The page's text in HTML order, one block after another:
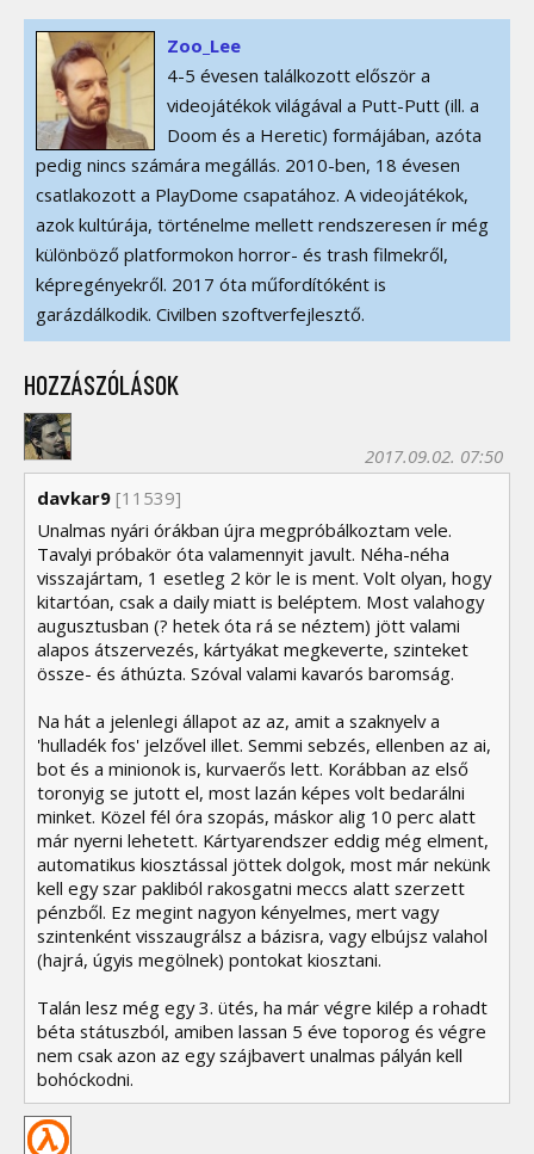
Zoo_Lee
4-5 évesen találkozott először a
videojátékok világával a Putt-Putt (ill. a
Doom és a Heretic) formájában, azóta
pedig nincs számára megállás. 2010-ben, 18 évesen
csatlakozott a PlayDome csapatához. A videojátékok,
azok kultúrája, történelme mellett rendszeresen ír még
különböző platformokon horror- és trash filmekről,
képregényekről. 2017 óta műfordítóként is
garázdálkodik. Civilben szoftverfejlesztő.
HOZZÁSZÓLÁSOK
davkar9
2017.09.02. 07:50
[11539]
Unalmas nyári órákban újra megpróbálkoztam vele.
Tavalyi próbakör óta valamennyit javult. Néha-néha
visszajártam, 1 esetleg 2 kör le is ment. Volt olyan, hogy
kitartóan, csak a daily miatt is beléptem. Most valahogy
augusztusban (? hetek óta rá se néztem) jött valami
alapos átszervezés, kártyákat megkeverte, szinteket
össze- és áthúzta. Szóval valami kavarós baromság.
Na hát a jelenlegi állapot az az, amit a szaknyelv a
'hulladék fos' jelzővel illet. Semmi sebzés, ellenben az ai,
bot és a minionok is, kurvaerős lett. Korábban az első
toronyig se jutott el, most lazán képes volt bedarálni
minket. Közel fél óra szopás, máskor alig 10 perc alatt
már nyerni lehetett. Kártyarendszer eddig még elment,
automatikus kiosztással jöttek dolgok, most már nekünk
kell egy szar pakliból rakosgatni meccs alatt szerzett
pénzből. Ez megint nagyon kényelmes, mert vagy
szintenként visszaugrálsz a bázisra, vagy elbújsz valahol
(hajrá, úgyis megölnek) pontokat kiosztani.
Talán lesz még egy 3. ütés, ha már végre kilép a rohadt
béta státuszból, amiben lassan 5 éve toporog és végre
nem csak azon az egy szájbavert unalmas pályán kell
bohóckodni.